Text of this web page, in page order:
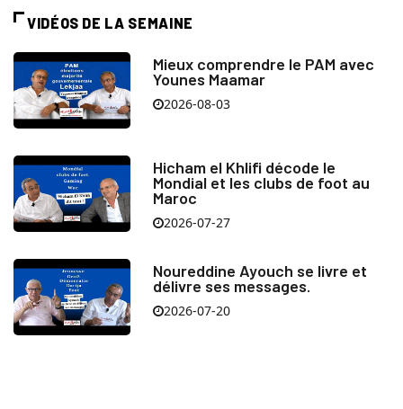
VIDÉOS DE LA SEMAINE
Mieux comprendre le PAM avec
Younes Maamar
2026-08-03
Hicham el Khlifi décode le
Mondial et les clubs de foot au
Maroc
2026-07-27
Noureddine Ayouch se livre et
délivre ses messages.
2026-07-20